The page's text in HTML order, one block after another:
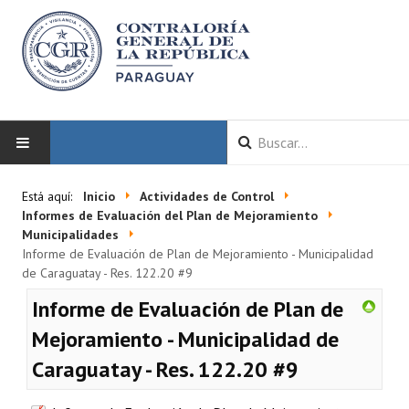
LA CGR
Autoridades
Misión y Visión
Marco Normativo
Organigrama
Está aquí: Inicio
Actividades de Control
Informes de Evaluación del Plan de Mejoramiento
Municipalidades
Informe de Evaluación de Plan de Mejoramiento - Municipalidad
de Caraguatay - Res. 122.20 #9
Informe de Evaluación de Plan de
Mejoramiento - Municipalidad de
Caraguatay - Res. 122.20 #9